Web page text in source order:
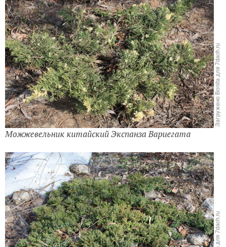
Можжевельник китайский Экспанза Вариегата